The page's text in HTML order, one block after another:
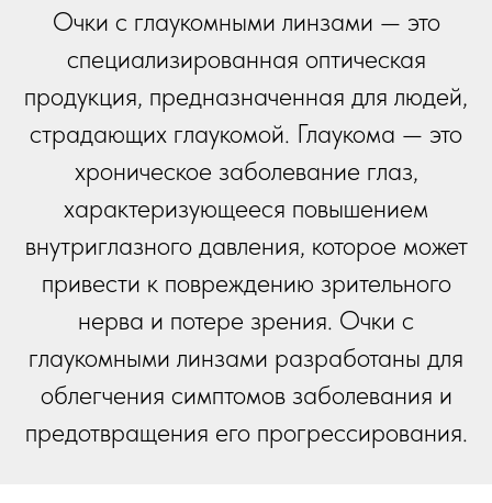
Очки с глаукомными линзами — это
специализированная оптическая
продукция, предназначенная для людей,
страдающих глаукомой. Глаукома — это
хроническое заболевание глаз,
характеризующееся повышением
внутриглазного давления, которое может
привести к повреждению зрительного
нерва и потере зрения. Очки с
глаукомными линзами разработаны для
облегчения симптомов заболевания и
предотвращения его прогрессирования.